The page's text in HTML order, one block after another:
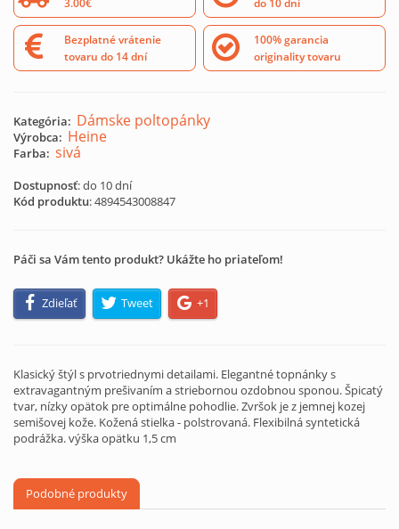
3.00€
do 10 dní
Bezplatné vrátenie
tovaru do 14 dní
100% garancia
originality tovaru
Kategória: Dámske poltopánky
Výrobca: Heine
Farba: sivá
Dostupnosť: do 10 dní
Kód produktu:4894543008847
Páči sa Vám tento produkt? Ukážte ho priateľom!
Zdieľať Tweet +1
Klasický štýl s prvotriednymi detailami. Elegantné topnánky s
extravagantným prešivaním a striebornou ozdobnou sponou. Špicatý
tvar, nízky opätok pre optimálne pohodlie. Zvršok je z jemnej kozej
semišovej kože. Kožená stielka - polstrovaná. Flexibilná syntetická
podrážka. výška opätku 1,5 cm
Podobné produkty